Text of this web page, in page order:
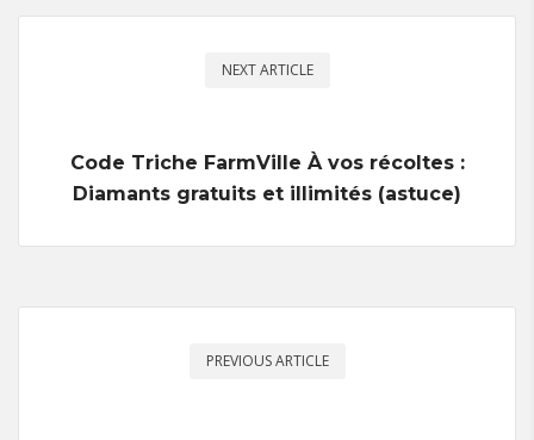
NEXT ARTICLE
Code Triche FarmVille À vos récoltes :
Diamants gratuits et illimités (astuce)
PREVIOUS ARTICLE